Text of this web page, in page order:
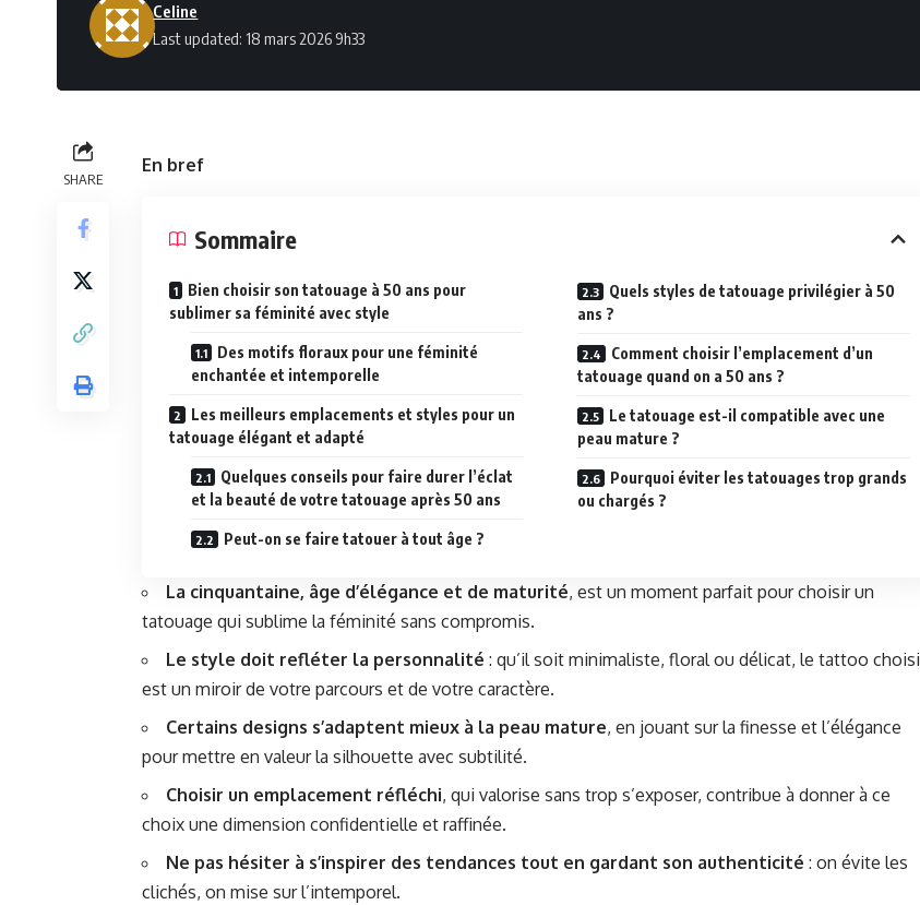
Last updated: 18 mars 2026 9h33
Celine
SHARE
En bref
Sommaire
Bien choisir son tatouage à 50 ans pour
sublimer sa féminité avec style
Des motifs floraux pour une féminité
enchantée et intemporelle
Les meilleurs emplacements et styles pour un
tatouage élégant et adapté
Quelques conseils pour faire durer l’éclat
et la beauté de votre tatouage après 50 ans
Peut-on se faire tatouer à tout âge ?
Quels styles de tatouage privilégier à 50
ans ?
Comment choisir l’emplacement d’un
tatouage quand on a 50 ans ?
Le tatouage est-il compatible avec une
peau mature ?
Pourquoi éviter les tatouages trop grands
ou chargés ?
La cinquantaine, âge d’élégance et de maturité, est un moment parfait pour choisir un
tatouage qui sublime la féminité sans compromis.
Le style doit refléter la personnalité : qu’il soit minimaliste, floral ou délicat, le tattoo choisi
est un miroir de votre parcours et de votre caractère.
Certains designs s’adaptent mieux à la peau mature, en jouant sur la finesse et l’élégance
pour mettre en valeur la silhouette avec subtilité.
Choisir un emplacement réfléchi, qui valorise sans trop s’exposer, contribue à donner à ce
choix une dimension confidentielle et raffinée.
Ne pas hésiter à s’inspirer des tendances tout en gardant son authenticité : on évite les
clichés, on mise sur l’intemporel.